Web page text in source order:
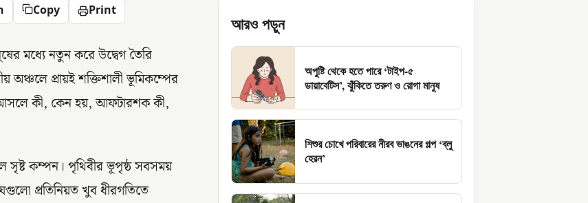
Copy Print
মধ্যে নতুন করে উদ্বেগ তৈরি
অঞ্চলে প্রায়ই শক্তিশালী ভূমিকম্পের
কী, কেন হয়, আফটারশক কী,
সৃষ্ট কম্পন। পৃথিবীর ভূপৃষ্ঠ সবসময়
প্রতিনিয়ত খুব ধীরগতিতে
আরও পড়ুন
অপুষ্টি থেকে হতে পারে ‘টাইপ-৫
ডায়াবেটিস’, ঝুঁকিতে তরুণ ও রোগা মানুষ
শিশুর চোখে পরিবারের নীরব ভাঙনের গল্প ‘ব্লু
হেরন’